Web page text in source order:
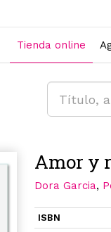
Tienda online
Amor y
Dora Garcia,
ISBN